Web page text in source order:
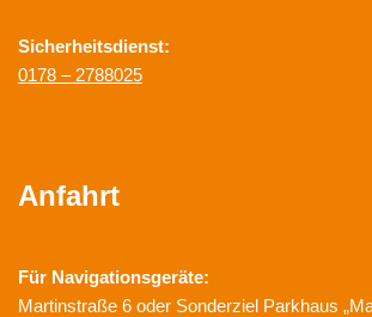
Sicherheitsdienst:
0178 – 2788025
Anfahrt
Für Navigationsgeräte:
Martinstraße 6 oder Sonderziel Parkhaus